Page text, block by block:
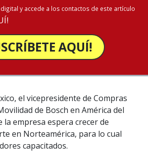
y accede a los contactos de este artículo
AQUÍ!
el vicepresidente de Compras
de Bosch en América del
empresa espera crecer de
en Norteamérica, para lo cual
capacitados.